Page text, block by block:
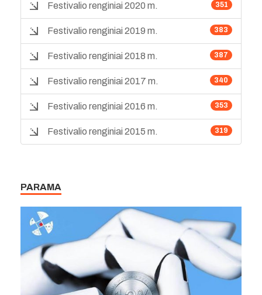
351
Festivalio renginiai 2020 m.
383
Festivalio renginiai 2019 m.
387
Festivalio renginiai 2018 m.
340
Festivalio renginiai 2017 m.
353
Festivalio renginiai 2016 m.
319
Festivalio renginiai 2015 m.
PARAMA